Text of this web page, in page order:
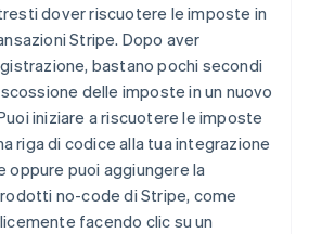
dover riscuotere le imposte in
Stripe. Dopo aver
bastano pochi secondi
delle imposte in un nuovo
iniziare a riscuotere le imposte
riga di codice alla tua integrazione
oppure puoi aggiungere la
no-code di Stripe, come
facendo clic su un